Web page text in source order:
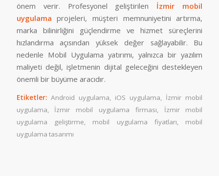
önem verir. Profesyonel geliştirilen İzmir mobil
uygulama projeleri, müşteri memnuniyetini artırma,
marka bilinirliğini güçlendirme ve hizmet süreçlerini
hızlandırma açısından yüksek değer sağlayabilir. Bu
nedenle Mobil Uygulama yatırımı, yalnızca bir yazılım
maliyeti değil, işletmenin dijital geleceğini destekleyen
önemli bir büyüme aracıdır.
Etiketler: Android uygulama, iOS uygulama, İzmir mobil
uygulama, İzmir mobil uygulama firması, İzmir mobil
uygulama geliştirme, mobil uygulama fiyatları, mobil
uygulama tasarımı